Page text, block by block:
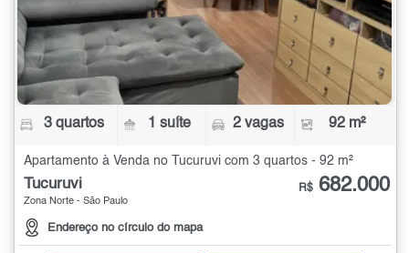
3 quartos 1 suíte 2 vagas 92 m²
Apartamento à Venda no Tucuruvi com 3 quartos - 92 m²
Tucuruvi
Zona Norte - São Paulo
Endereço no círculo do mapa
R$ 682.000